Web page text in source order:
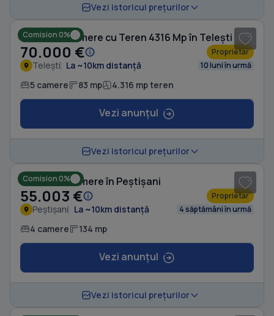
Vezi istoricul prețurilor
Comision 0%
Casă cu 5 camere cu Teren 4316 Mp în Telești
70.000 € Proprietar
Telești La ~10km distanță 10 luni în urmă
5 camere 83 mp 4.316 mp teren
Vezi anunțul
Vezi istoricul prețurilor
Comision 0%
Casă cu 4 camere în Peștișani
55.003 € Proprietar
Peștișani La ~10km distanță 4 săptămâni în urmă
4 camere 134 mp
Vezi anunțul
Vezi istoricul prețurilor